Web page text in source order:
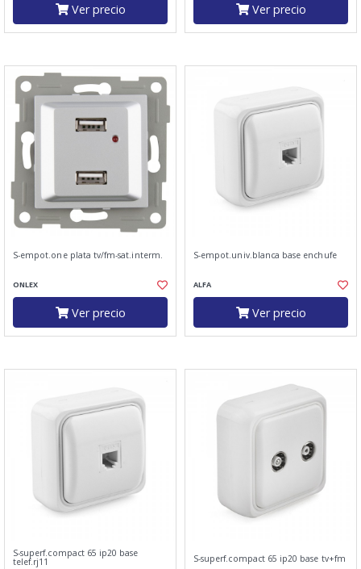
Ver precio Ver precio
S-empot.one plata tv/fm-sat.interm.
ONLEX
Ver precio
S-empot.univ.blanca base enchufe
ALFA
Ver precio
S-superf.compact 65 ip20 base
telef.rj11 S-superf.compact 65 ip20 base tv+fm